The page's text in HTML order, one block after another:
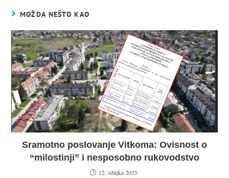
MOŽDA NEŠTO KAO
Sramotno poslovanje Vitkoma: Ovisnost o
“milostinji” i nesposobno rukovodstvo
12. ožujka 2025.